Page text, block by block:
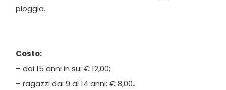
pioggia.
Costo:
– dai 15 anni in su: € 12,00;
– ragazzi dai 9 ai 14 anni: € 8,00.